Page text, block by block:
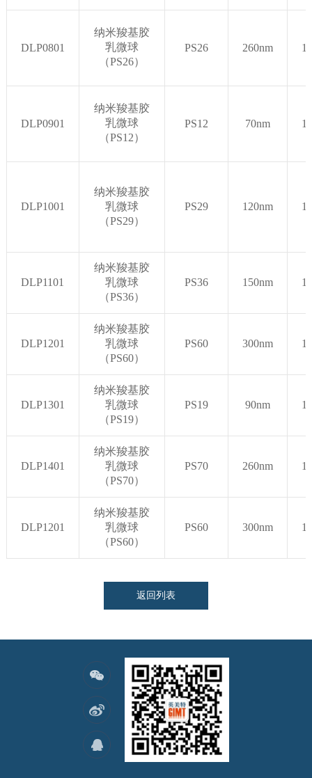
DLP0801
纳米羧基胶
乳微球
（PS26）
PS26 260nm
DLP0901
纳米羧基胶
乳微球
（PS12）
PS12 70nm
DLP1001
纳米羧基胶
乳微球
（PS29）
PS29 120nm
DLP1101
纳米羧基胶
乳微球
（PS36）
PS36 150nm
DLP1201
纳米羧基胶
乳微球
（PS60）
PS60 300nm
DLP1301
纳米羧基胶
乳微球
（PS19）
PS19 90nm
DLP1401
纳米羧基胶
乳微球
（PS70）
PS70 260nm
DLP1201
纳米羧基胶
乳微球
（PS60）
PS60 300nm
返回列表